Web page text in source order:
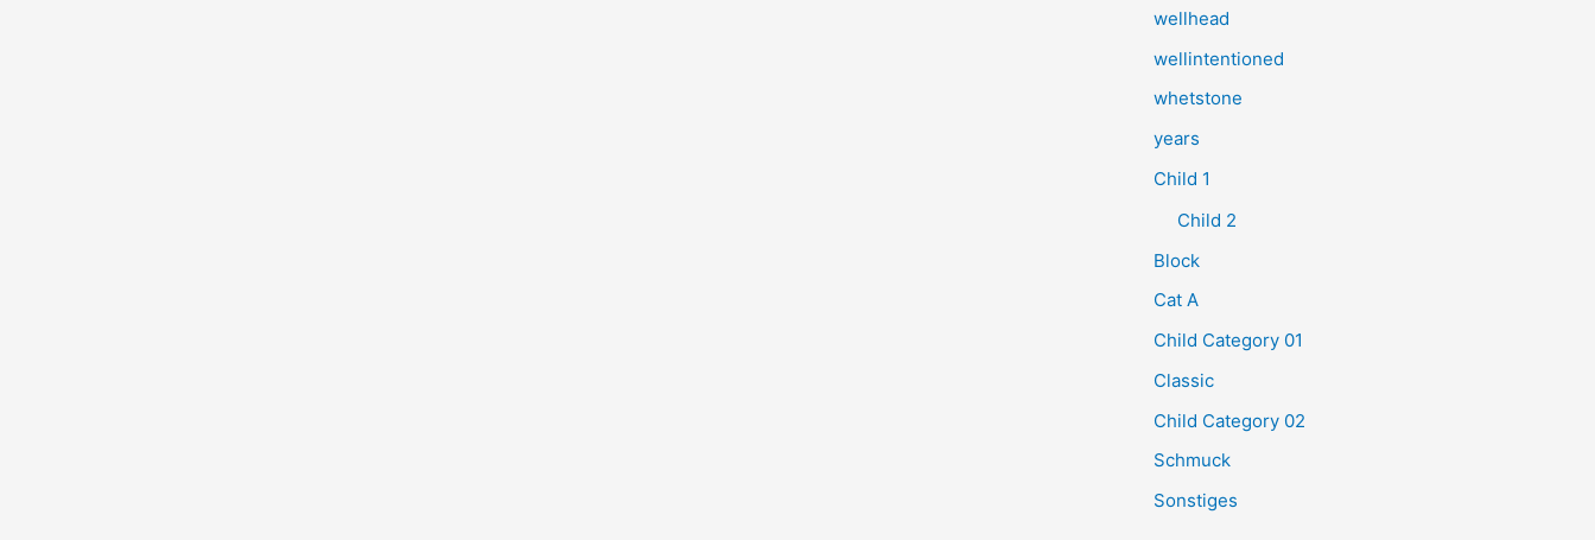
wellhead
wellintentioned
whetstone
years
Child 1
Child 2
Block
Cat A
Child Category 01
Classic
Child Category 02
Schmuck
Sonstiges